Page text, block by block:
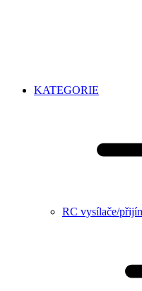
KATEGORIE
RC vysílače/